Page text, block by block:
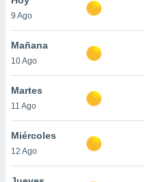
y
en
más
de
9 Ago
Mañana
10 Ago
Martes
11 Ago
Miércoles
12 Ago